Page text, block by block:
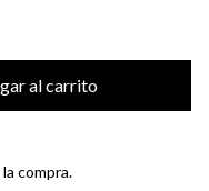
compra.